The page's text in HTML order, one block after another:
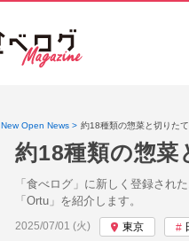
New Open News 約18種類の惣菜と切りた
約18種類の惣菜
「食べログ」に新しく登録され
「Ortu」を紹介します。
投稿日:
2025/07/01 (火) 東京